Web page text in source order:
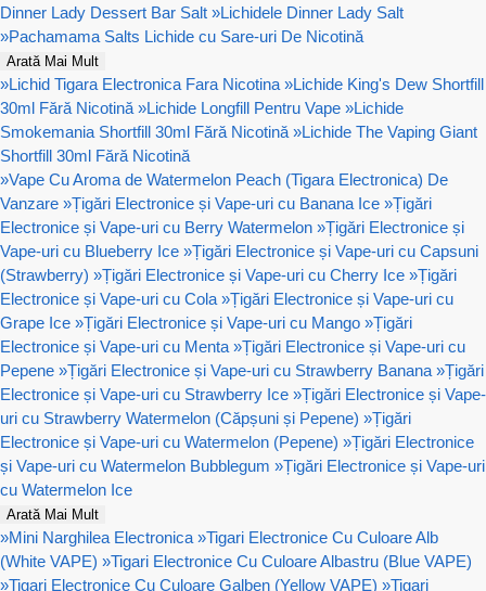
Dinner Lady Dessert Bar Salt »Lichidele Dinner Lady Salt
»Pachamama Salts Lichide cu Sare-uri De Nicotină
Arată Mai Mult
»Lichid Tigara Electronica Fara Nicotina »Lichide King's Dew Shortfill
30ml Fără Nicotină »Lichide Longfill Pentru Vape »Lichide
Smokemania Shortfill 30ml Fără Nicotină »Lichide The Vaping Giant
Shortfill 30ml Fără Nicotină
»Vape Cu Aroma de Watermelon Peach (Tigara Electronica) De
Vanzare »Țigări Electronice și Vape-uri cu Banana Ice »Țigări
Electronice și Vape-uri cu Berry Watermelon »Țigări Electronice și
Vape-uri cu Blueberry Ice »Țigări Electronice și Vape-uri cu Capsuni
(Strawberry) »Țigări Electronice și Vape-uri cu Cherry Ice »Țigări
Electronice și Vape-uri cu Cola »Țigări Electronice și Vape-uri cu
Grape Ice »Țigări Electronice și Vape-uri cu Mango »Țigări
Electronice și Vape-uri cu Menta »Țigări Electronice și Vape-uri cu
Pepene »Țigări Electronice și Vape-uri cu Strawberry Banana »Țigări
Electronice și Vape-uri cu Strawberry Ice »Țigări Electronice și Vape-
uri cu Strawberry Watermelon (Căpșuni și Pepene) »Țigări
Electronice și Vape-uri cu Watermelon (Pepene) »Țigări Electronice
și Vape-uri cu Watermelon Bubblegum »Țigări Electronice și Vape-uri
cu Watermelon Ice
Arată Mai Mult
»Mini Narghilea Electronica »Tigari Electronice Cu Culoare Alb
(White VAPE) »Tigari Electronice Cu Culoare Albastru (Blue VAPE)
»Tigari Electronice Cu Culoare Galben (Yellow VAPE) »Tigari